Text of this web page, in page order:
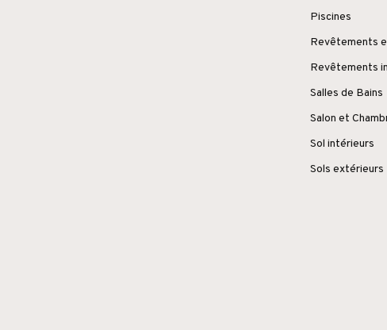
Piscines
Revêtements
Revêtements
Salles de Bains
Salon et
Sol intérieurs
Sols extérieurs